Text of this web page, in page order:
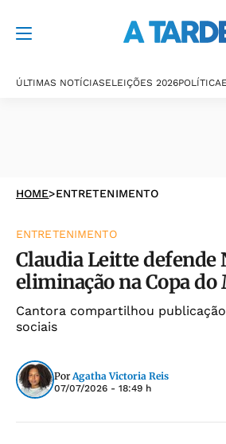
ÚLTIMAS NOTÍCIASELEIÇÕES 2026POLÍTICA
HOME>ENTRETENIMENTO
ENTRETENIMENTO
Claudia Leitte defende
eliminação na Copa do
Cantora compartilhou
sociais
Por Agatha Victoria Reis
07/07/2026 - 18:49 h